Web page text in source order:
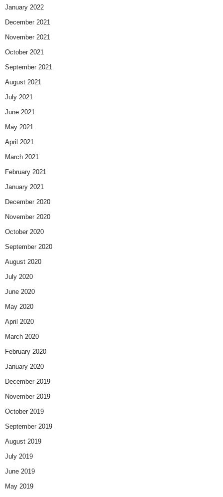
January 2022
December 2021
November 2021
October 2021
September 2021
August 2021
July 2021
June 2021
May 2021
April 2021
March 2021
February 2021
January 2021
December 2020
November 2020
October 2020
September 2020
August 2020
July 2020
June 2020
May 2020
April 2020
March 2020
February 2020
January 2020
December 2019
November 2019
October 2019
September 2019
August 2019
July 2019
June 2019
May 2019